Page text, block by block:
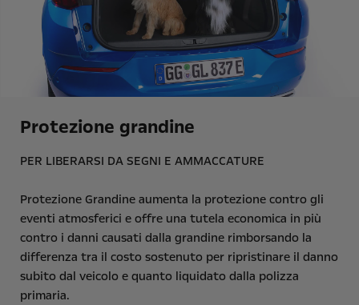
Protezione grandine
PER LIBERARSI DA SEGNI E AMMACCATURE
Protezione Grandine aumenta la protezione contro gli
eventi atmosferici e offre una tutela economica in più
contro i danni causati dalla grandine rimborsando la
differenza tra il costo sostenuto per ripristinare il danno
subito dal veicolo e quanto liquidato dalla polizza
primaria.